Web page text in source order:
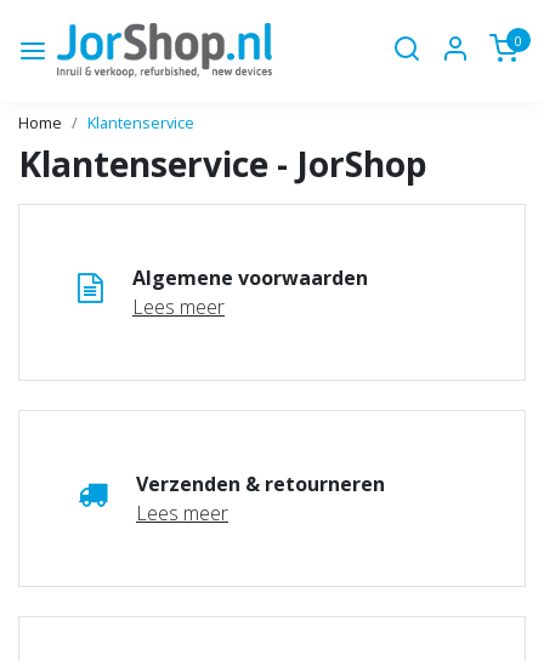
0
Home Klantenservice
Klantenservice - JorShop
Algemene voorwaarden
Lees meer
Verzenden & retourneren
Lees meer